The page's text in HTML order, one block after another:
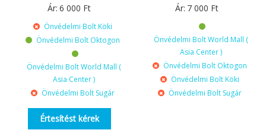
Ár: 6 000 Ft
Önvédelmi Bolt Köki
Önvédelmi Bolt Oktogon
Önvédelmi Bolt World Mall (
Asia Center )
Önvédelmi Bolt Sugár
Értesítést kérek
Ár: 7 000 Ft
Önvédelmi Bolt World Mall (
Asia Center )
Önvédelmi Bolt Oktogon
Önvédelmi Bolt Köki
Önvédelmi Bolt Sugár